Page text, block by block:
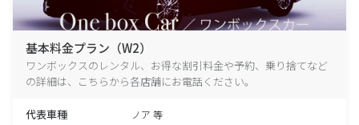
基本料金プラン（W2）
ワンボックスのレンタル、お得な割引料金や予約、乗り捨てなど
の詳細は、こちらから各店舗にお電話ください。
代表車種 ノア 等